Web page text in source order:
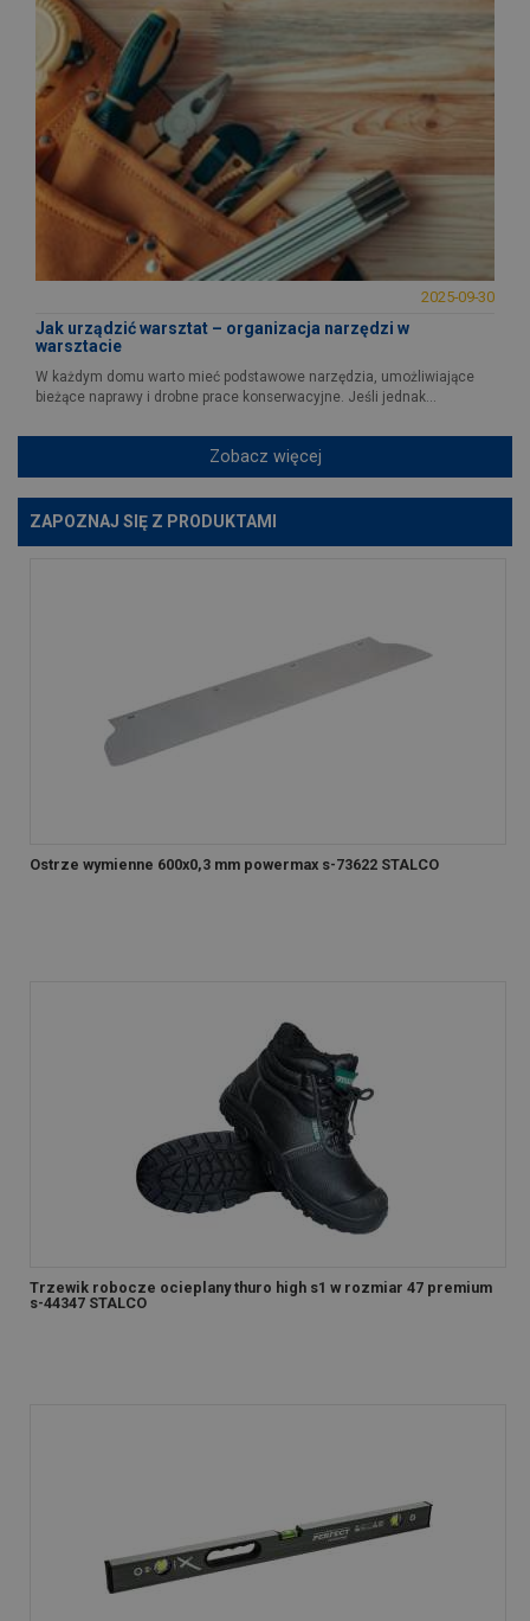
2025-09-30
Jak urządzić warsztat – organizacja narzędzi w
warsztacie
W każdym domu warto mieć podstawowe narzędzia, umożliwiające
bieżące naprawy i drobne prace konserwacyjne. Jeśli jednak...
Zobacz więcej
ZAPOZNAJ SIĘ Z PRODUKTAMI
Ostrze wymienne 600x0,3 mm powermax s-73622 STALCO
Trzewik robocze ocieplany thuro high s1 w rozmiar 47 premium
s-44347 STALCO